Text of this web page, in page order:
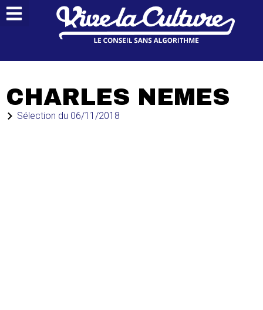
CHARLES NEMES
Sélection du 06/11/2018